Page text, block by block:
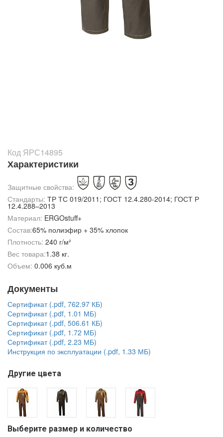
Код ЯРС14895
Характеристики
Защитные свойства:
Стандарты: ТР ТС 019/2011; ГОСТ 12.4.280-2014; ГОСТ Р
12.4.288–2013
Материал: ERGOstuff+
Состав:65% полиэфир + 35% хлопок
Плотность: 240 г/м²
Вес товара:1.38 кг.
Объем: 0.006 куб.м
Документы
Сертификат (.pdf, 762.97 КБ)
Сертификат (.pdf, 1.01 МБ)
Сертификат (.pdf, 506.61 КБ)
Сертификат (.pdf, 1.72 МБ)
Сертификат (.pdf, 2.23 МБ)
Инструкция по эксплуатации (.pdf, 1.33 МБ)
Другие цвета
Выберите размер и количество